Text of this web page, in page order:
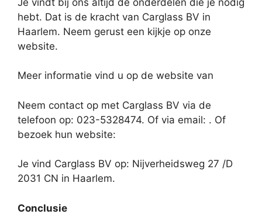
hebt. Dat is de kracht van Carglass BV in
Haarlem. Neem gerust een kijkje op onze
website.
Meer informatie vind u op de website van
Neem contact op met Carglass BV via de
telefoon op: 023-5328474. Of via email: . Of
bezoek hun website:
Je vind Carglass BV op: Nijverheidsweg 27 /D
2031 CN in Haarlem.
Conclusie